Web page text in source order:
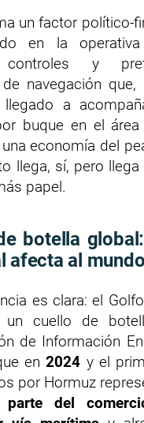
un factor político-
en la operativa
controles y
de navegación
llegado a
buque en el
economía del
llega, sí, pero
papel.
botella
afecta al mundo
es clara: el
un cuello de
de Información
en2024 y el
por Hormuz
parte del